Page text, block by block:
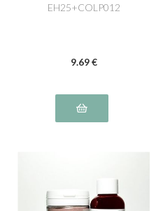
EH25+COLP012
9.69 €